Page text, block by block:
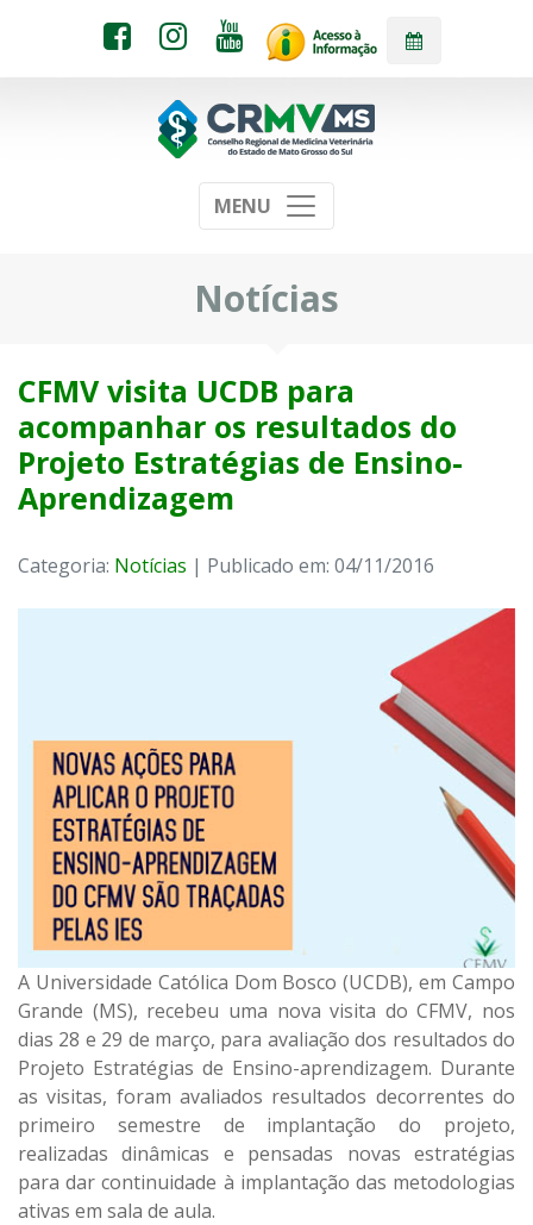
MENU
Notícias
CFMV visita UCDB para
acompanhar os resultados do
Projeto Estratégias de Ensino-
Aprendizagem
Categoria: Notícias | Publicado em: 04/11/2016
A Universidade Católica Dom Bosco (UCDB), em Campo
Grande (MS), recebeu uma nova visita do CFMV, nos
dias 28 e 29 de março, para avaliação dos resultados do
Projeto Estratégias de Ensino-aprendizagem. Durante
as visitas, foram avaliados resultados decorrentes do
primeiro semestre de implantação do projeto,
realizadas dinâmicas e pensadas novas estratégias
para dar continuidade à implantação das metodologias
ativas em sala de aula.